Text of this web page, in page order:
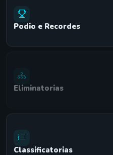
Podio e Recordes
Eliminatorias
Classificatorias